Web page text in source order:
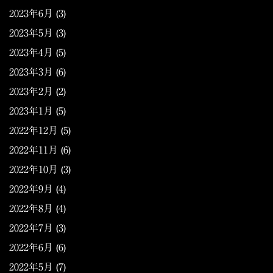
2023年6月 (3)
2023年5月 (3)
2023年4月 (5)
2023年3月 (6)
2023年2月 (2)
2023年1月 (5)
2022年12月 (5)
2022年11月 (6)
2022年10月 (3)
2022年9月 (4)
2022年8月 (4)
2022年7月 (3)
2022年6月 (6)
2022年5月 (7)